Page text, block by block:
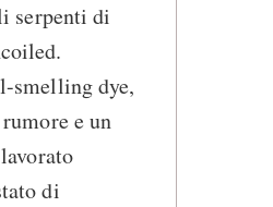
serpenti di
smelling dye,
e un
di